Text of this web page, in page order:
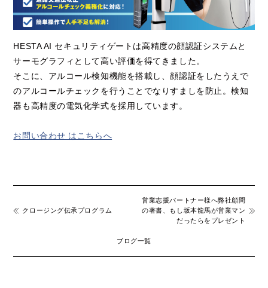
HESTA AI セキュリティゲートは高精度の顔認証システムと
サーモグラフィとして高い評価を得てきました。
そこに、アルコール検知機能を搭載し、顔認証をしたうえで
のアルコールチェックを行うことでなりすましを防止。検知
器も高精度の電気化学式を採用しています。
お問い合わせ はこちらへ
クロージング伝承プログラム
ブログ一覧
営業志援パートナー様へ弊社顧問
の著書、もし坂本龍馬が営業マン
だったらをプレゼント